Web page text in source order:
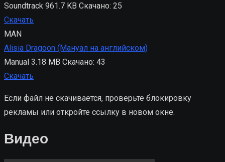
Soundtrack 961.7 KB Скачано: 25
Скачать
MAN
Alisia Dragoon (Мануал на английском)
Manual 3.18 MB Скачано: 43
Скачать
Если файл не скачивается, проверьте блокировку
рекламы или откройте ссылку в новом окне.
Видео